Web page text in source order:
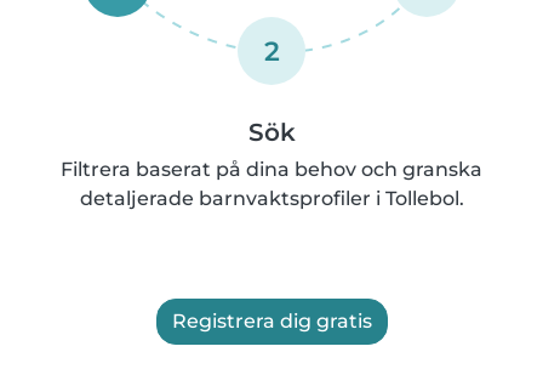
2
Sök
Filtrera baserat på dina behov och granska
detaljerade barnvaktsprofiler i Tollebol.
Registrera dig gratis